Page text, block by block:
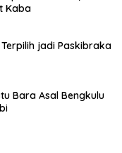
Kaba
jadi Paskibraka
Bara Asal Bengkulu